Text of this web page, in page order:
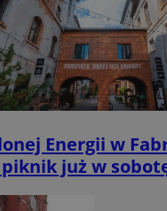
Energii w
już w